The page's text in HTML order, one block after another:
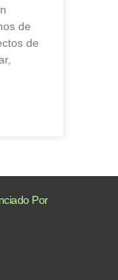
de
de
Por